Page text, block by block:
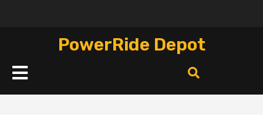
PowerRide Depot
Кнопка
Открыть